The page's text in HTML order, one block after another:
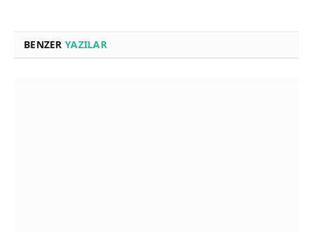
BENZER YAZILAR